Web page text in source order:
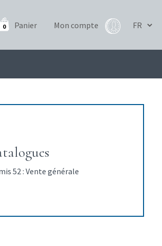
0 Panier Mon compte
52 : Vente générale